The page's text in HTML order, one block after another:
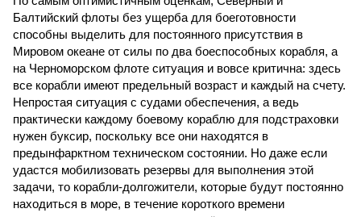
Балтийский флоты без ущерба для боеготовности
способны выделить для постоянного присутствия в
Мировом океане от силы по два боеспособных корабля, а
на Черноморском флоте ситуация и вовсе критична: здесь
все корабли имеют предельный возраст и каждый на счету.
Непростая ситуация с судами обеспечения, а ведь
практически каждому боевому кораблю для подстраховки
нужен буксир, поскольку все они находятся в
предынфарктном техническом состоянии. Но даже если
удастся мобилизовать резервы для выполнения этой
задачи, то корабли-долгожители, которые будут постоянно
находиться в море, в течение короткого времени